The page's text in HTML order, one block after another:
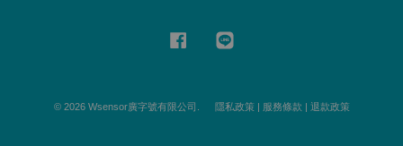
Facebook
© 2026 Wsensor廣字號有限公司. 隱私政策| 服務條款 退款政策